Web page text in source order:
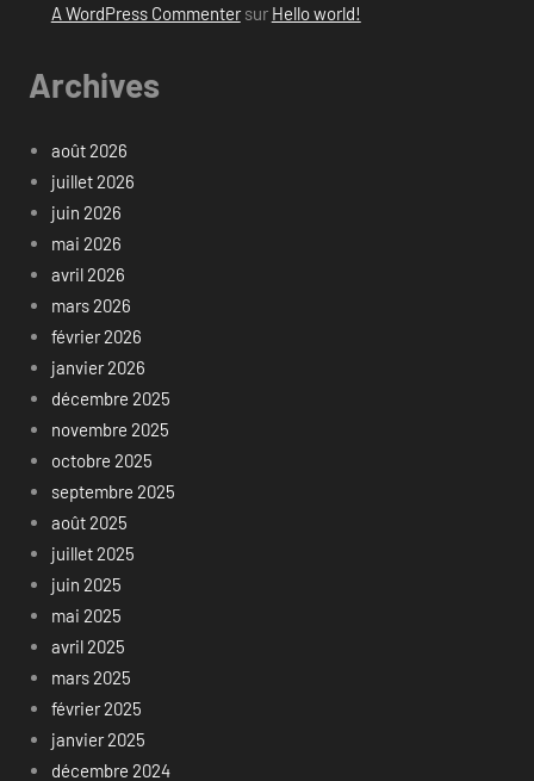
A WordPress Commentersur Hello world!
Archives
août 2026
juillet 2026
juin 2026
mai 2026
avril 2026
mars 2026
février 2026
janvier 2026
décembre 2025
novembre 2025
octobre 2025
septembre 2025
août 2025
juillet 2025
juin 2025
mai 2025
avril 2025
mars 2025
février 2025
janvier 2025
décembre 2024